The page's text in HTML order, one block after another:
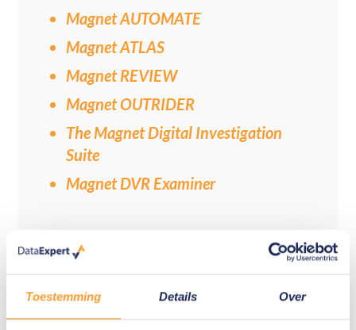
Toestemming Details Over
Magnet AUTOMATE
Magnet ATLAS
Magnet REVIEW
Magnet OUTRIDER
The Magnet Digital Investigation
Suite
Magnet DVR Examiner
Relaterede produkter